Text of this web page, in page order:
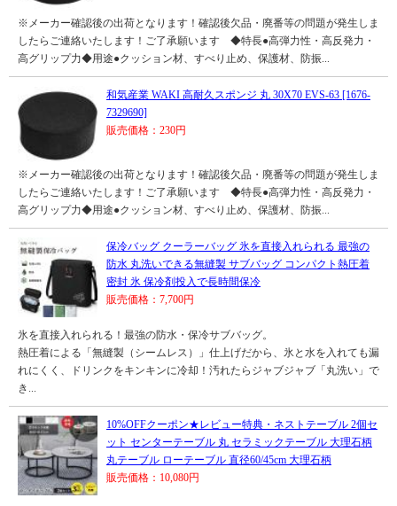
※メーカー確認後の出荷となります！確認後欠品・廃番等の問題が発生しま
したらご連絡いたします！ご了承願います ◆特長●高弾力性・高反発力・
高グリップ力◆用途●クッション材、すべり止め、保護材、防振...
和気産業 WAKI 高耐久スポンジ 丸 30X70 EVS-63 [1676-
7329690]
販売価格：230円
※メーカー確認後の出荷となります！確認後欠品・廃番等の問題が発生しま
したらご連絡いたします！ご了承願います ◆特長●高弾力性・高反発力・
高グリップ力◆用途●クッション材、すべり止め、保護材、防振...
保冷バッグ クーラーバッグ 氷を直接入れられる 最強の
防水 丸洗いできる無縫製 サブバッグ コンパクト熱圧着
密封 氷 保冷剤投入で長時間保冷
販売価格：7,700円
氷を直接入れられる！最強の防水・保冷サブバッグ。
熱圧着による「無縫製（シームレス）」仕上げだから、氷と水を入れても漏
れにくく、ドリンクをキンキンに冷却！汚れたらジャブジャブ「丸洗い」で
き...
10%OFFクーポン★レビュー特典・ネストテーブル 2個セ
ット センターテーブル 丸 セラミックテーブル 大理石柄
丸テーブル ローテーブル 直径60/45cm 大理石柄
販売価格：10,080円